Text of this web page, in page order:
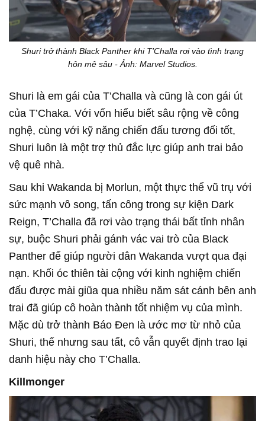
Shuri trở thành Black Panther khi T’Challa rơi vào tình trạng
hôn mê sâu - Ảnh: Marvel Studios.
Shuri là em gái của T’Challa và cũng là con gái út
của T’Chaka. Với vốn hiểu biết sâu rộng về công
nghệ, cùng với kỹ năng chiến đấu tương đối tốt,
Shuri luôn là một trợ thủ đắc lực giúp anh trai bảo
vệ quê nhà.
Sau khi Wakanda bị Morlun, một thực thể vũ trụ với
sức mạnh vô song, tấn công trong sự kiện Dark
Reign, T’Challa đã rơi vào trạng thái bất tỉnh nhân
sự, buộc Shuri phải gánh vác vai trò của Black
Panther để giúp người dân Wakanda vượt qua đại
nạn. Khối óc thiên tài cộng với kinh nghiệm chiến
đấu được mài giũa qua nhiều năm sát cánh bên anh
trai đã giúp cô hoàn thành tốt nhiệm vụ của mình.
Mặc dù trở thành Báo Đen là ước mơ từ nhỏ của
Shuri, thế nhưng sau tất, cô vẫn quyết định trao lại
danh hiệu này cho T’Challa.
Killmonger